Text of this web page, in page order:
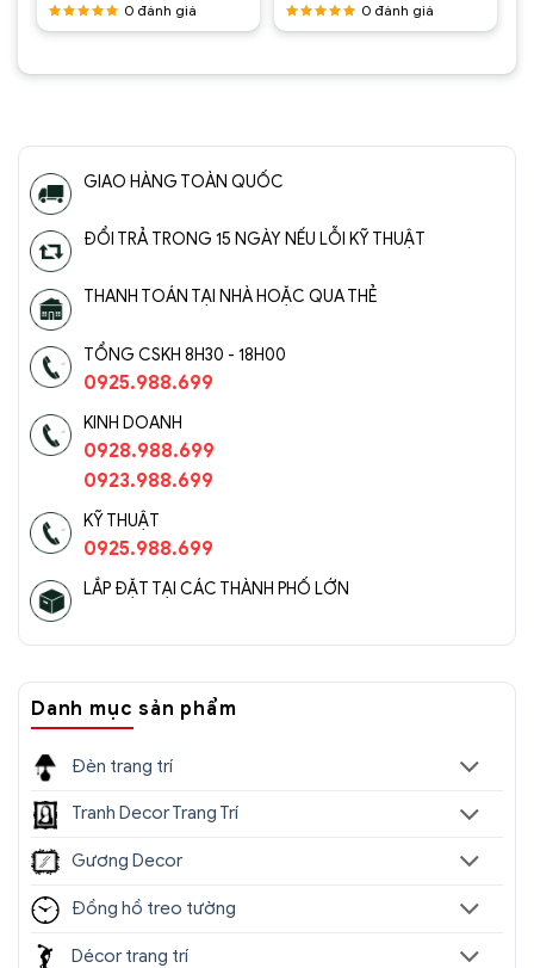
2.550.000 ₫.
1.950.000 ₫.
Được
55 sao
0 đánh giá 2.850.000 ₫.
Được
55 sao
0 đánh giá
1.500.000 ₫.
GIAO HÀNG TOÀN QUỐC
ĐỔI TRẢ TRONG 15 NGÀY NẾU LỖI KỸ THUẬT
THANH TOÁN TẠI NHÀ HOẶC QUA THẺ
TỔNG CSKH 8H30 - 18H00
0925.988.699
KINH DOANH
0928.988.699
0923.988.699
KỸ THUẬT
0925.988.699
LẮP ĐẶT TẠI CÁC THÀNH PHỐ LỚN
Danh mục sản phẩm
Đèn trang trí
Tranh Decor Trang Trí
Gương Decor
Đồng hồ treo tường
Décor trang trí